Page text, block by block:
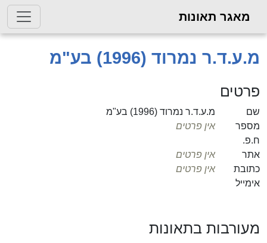
מאגר תאונות
מ.ע.ד.ר נמרוד (1996) בע"מ
פרטים
שם
מ.ע.ד.ר נמרוד (1996) בע"מ
מספר
ח.פ.
אין פרטים
אתר
אין פרטים
כתובת
אימייל
אין פרטים
מעורבות בתאונות